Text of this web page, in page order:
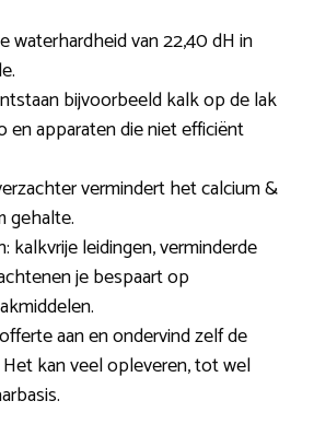
waterhardheid van 22,40 dH in
bijvoorbeeld kalk op de lak
en apparaten die niet efficiënt
vermindert het calcium &
gehalte.
kalkvrije leidingen, verminderde
je bespaart op
aan en ondervind zelf de
kan veel opleveren, tot wel